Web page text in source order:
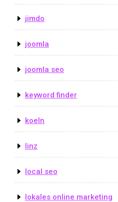
jimdo
joomla
joomla seo
keyword finder
koeln
linz
local seo
lokales online marketing